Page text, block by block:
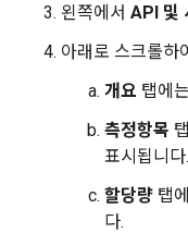
왼쪽에서 API 및
아래로 스크롤하
개요 탭에
측정항목
표시됩니다.
할당량 탭
다.